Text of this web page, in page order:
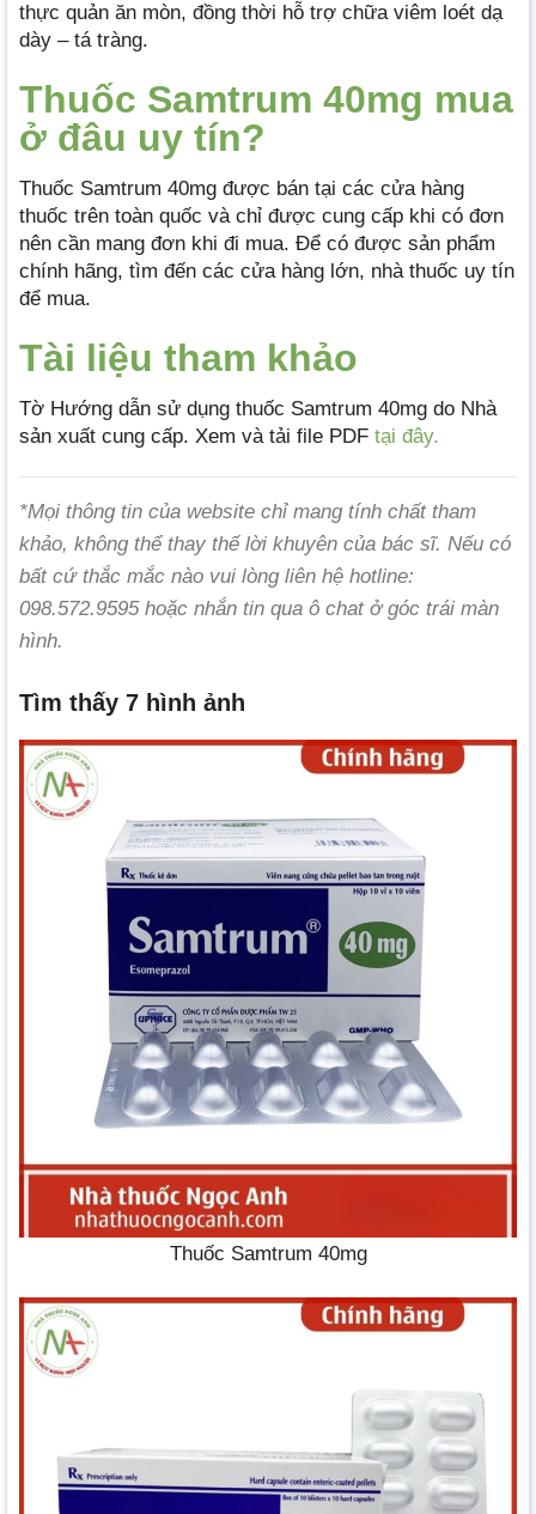
thực quản ăn mòn, đồng thời hỗ trợ chữa viêm loét dạ
dày – tá tràng.
Thuốc Samtrum 40mg mua
ở đâu uy tín?
Thuốc Samtrum 40mg được bán tại các cửa hàng
thuốc trên toàn quốc và chỉ được cung cấp khi có đơn
nên cần mang đơn khi đi mua. Để có được sản phẩm
chính hãng, tìm đến các cửa hàng lớn, nhà thuốc uy tín
để mua.
Tài liệu tham khảo
Tờ Hướng dẫn sử dụng thuốc Samtrum 40mg do Nhà
sản xuất cung cấp. Xem và tải file PDF tại đây.
*Mọi thông tin của website chỉ mang tính chất tham
khảo, không thể thay thế lời khuyên của bác sĩ. Nếu có
bất cứ thắc mắc nào vui lòng liên hệ hotline:
098.572.9595 hoặc nhắn tin qua ô chat ở góc trái màn
hình.
Tìm thấy 7 hình ảnh
Thuốc Samtrum 40mg